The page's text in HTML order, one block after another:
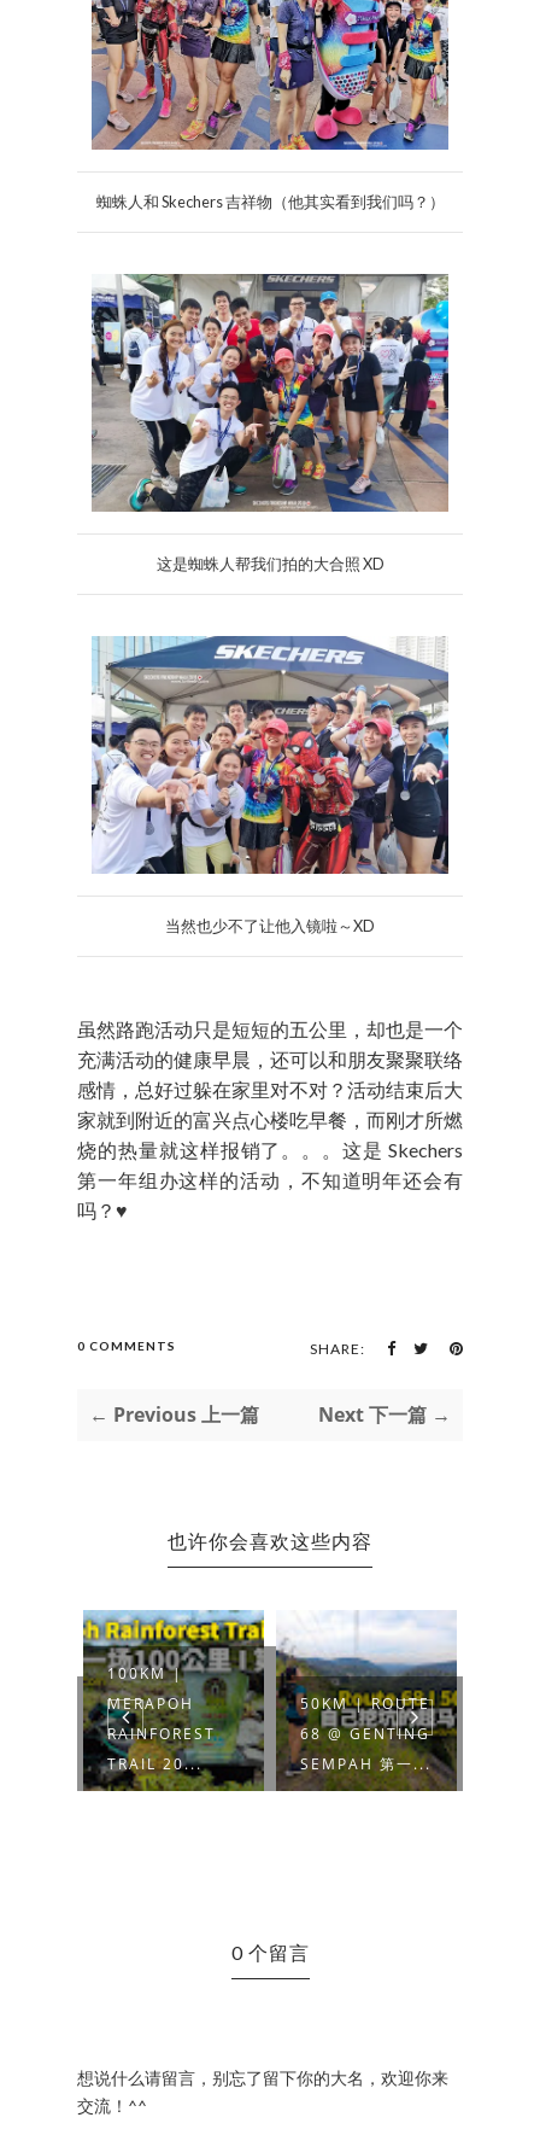
蜘蛛人和 Skechers 吉祥物（他其实看到我们吗？）
这是蜘蛛人帮我们拍的大合照 XD
当然也少不了让他入镜啦～XD
虽然路跑活动只是短短的五公里，却也是一个
充满活动的健康早晨，还可以和朋友聚聚联络
感情，总好过躲在家里对不对？活动结束后大
家就到附近的富兴点心楼吃早餐，而刚才所燃
烧的热量就这样报销了。。。这是 Skechers
第一年组办这样的活动，不知道明年还会有
吗？♥
0 COMMENTS SHARE:
← Previous 上一篇 Next 下一篇 →
也许你会喜欢这些内容
50KM | ROUTE
68 @ GENTING
SEMPAH 第一...
3KM |
PACEMAKERS
ANNIVERSARY
RUN 20...
0 个留言
想说什么请留言，别忘了留下你的大名，欢迎你来
交流！^^